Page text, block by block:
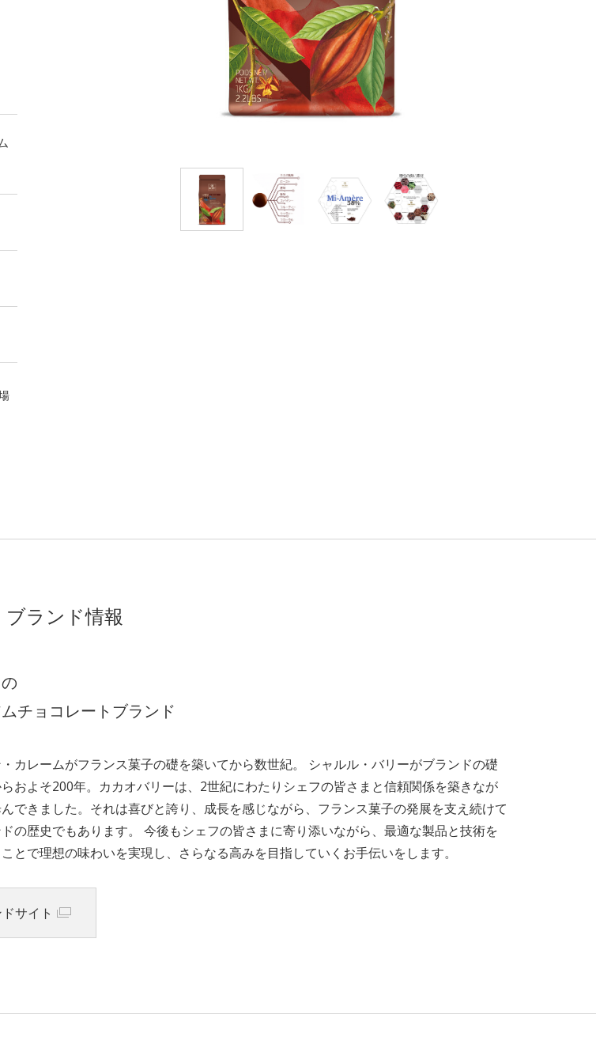
ブランド情報
チョコレートブランド
カレームがフランス菓子の礎を築いてから数世紀。 シャルル・バリーがブランドの礎
およそ200年。カカオバリーは、2世紀にわたりシェフの皆さまと信頼関係を築きなが
できました。それは喜びと誇り、成長を感じながら、フランス菓子の発展を支え続けて
の歴史でもあります。 今後もシェフの皆さまに寄り添いながら、最適な製品と技術を
とで理想の味わいを実現し、さらなる高みを目指していくお手伝いをします。
サイト